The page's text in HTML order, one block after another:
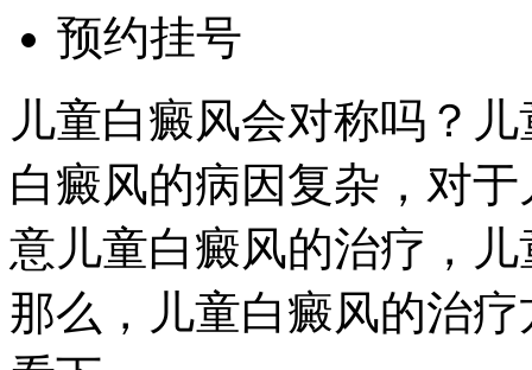
预约挂号
儿童白癜风会对称吗？
白癜风的病因复杂，对
意儿童白癜风的治疗，
那么，儿童白癜风的治